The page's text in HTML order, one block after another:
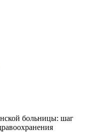
больницы: шаг